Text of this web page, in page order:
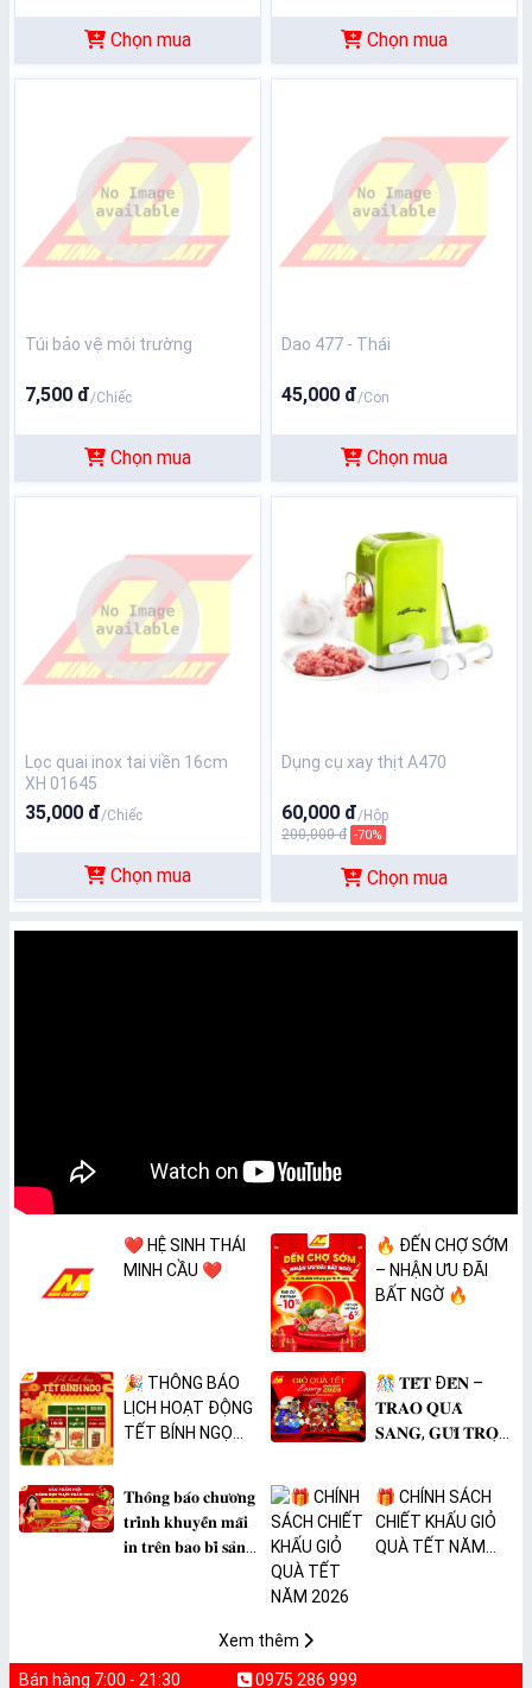
Chọn mua Chọn mua
Túi bảo vệ môi trường
7,500 đ/Chiếc
Chọn mua
Dao 477 - Thái
45,000 đ/Con
Chọn mua
Lọc quai inox tai viền 16cm
XH 01645
35,000 đ/Chiếc
Chọn mua
Dụng cụ xay thịt A470
60,000 đ/Hộp
200,000 đ -70%
Chọn mua
❤️ HỆ SINH THÁI
MINH CẦU ❤️
🔥 ĐẾN CHỢ SỚM
– NHẬN ƯU ĐÃI
BẤT NGỜ 🔥
🎉 THÔNG BÁO
LỊCH HOẠT ĐỘNG
TẾT BÍNH NGỌ
🎊 𝐓𝐄̂́𝐓 Đ𝐄̂́𝐍 –
𝐓𝐑𝐀𝐎 𝐐𝐔𝐀̀
𝐒𝐀𝐍𝐆, 𝐆𝐔̛̉𝐈 𝐓𝐑𝐎̣𝐍
𝐓𝐡𝐨̂𝐧𝐠 𝐛𝐚́𝐨 𝐜𝐡𝐮̛𝐨̛𝐧𝐠
𝐭𝐫𝐢̀𝐧𝐡 𝐤𝐡𝐮𝐲𝐞̂́𝐧 𝐦𝐚̃𝐢
𝐢𝐧 𝐭𝐫𝐞̂𝐧 𝐛𝐚𝐨 𝐛𝐢̀ 𝐬𝐚̉𝐧
🎁 CHÍNH SÁCH
CHIẾT KHẤU GIỎ
QUÀ TẾT NĂM
Xem thêm
Bán hàng 7:00 - 21:30 0975 286 999